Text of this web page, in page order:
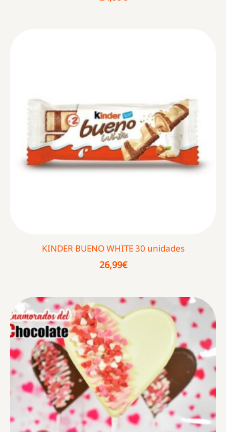
KINDER BUENO WHITE 30 unidades
26,99€